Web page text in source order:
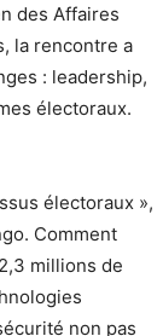
des Affaires
la rencontre a
: leadership,
électoraux.
électoraux »,
Comment
millions de
non pas